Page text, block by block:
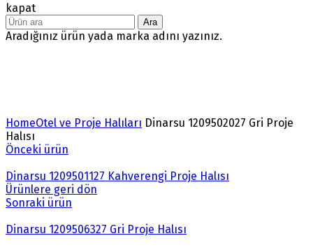
kapat
Ara
Aradığınız ürün yada marka adını yazınız.
HomeOtel ve Proje Halıları Dinarsu 1209502027 Gri Proje
Halısı
Önceki ürün
Dinarsu 1209501127 Kahverengi Proje Halısı
Ürünlere geri dön
Sonraki ürün
Dinarsu 1209506327 Gri Proje Halısı